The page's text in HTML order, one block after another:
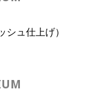
ュ仕上げ）